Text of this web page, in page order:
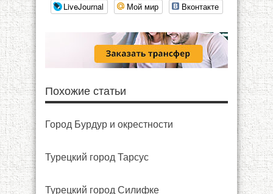
LiveJournal
Мой мир Вконтакте
Похожие статьи
Город Бурдур и окрестности
Турецкий город Тарсус
Турецкий город Силифке